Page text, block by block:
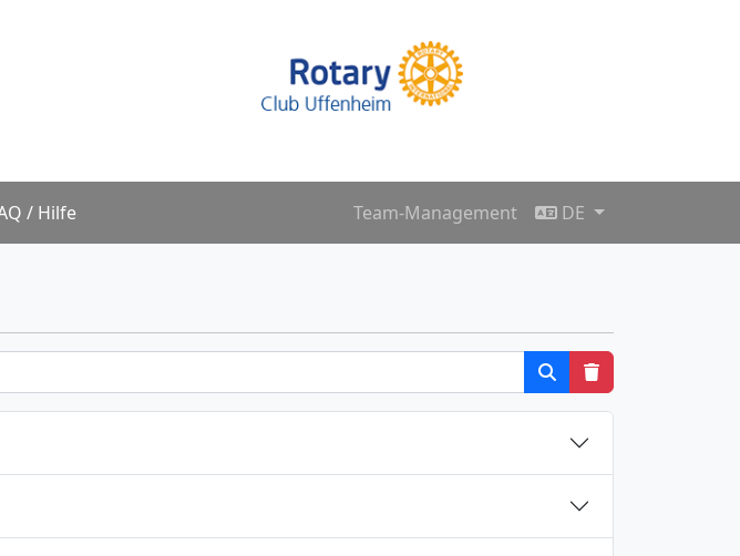
/ Hilfe Team-Management DE